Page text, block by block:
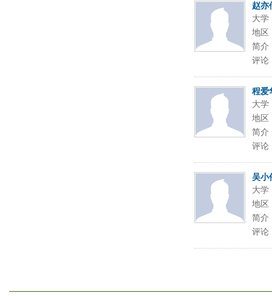
赵亦
大学
地区
简介
评论
程爱
大学
地区
简介
评论
吴小
大学
地区
简介
评论